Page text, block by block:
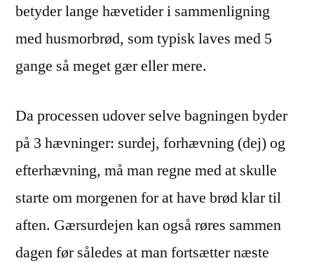
betyder lange hævetider i sammenligning
med husmorbrød, som typisk laves med 5
gange så meget gær eller mere.
Da processen udover selve bagningen byder
på 3 hævninger: surdej, forhævning (dej) og
efterhævning, må man regne med at skulle
starte om morgenen for at have brød klar til
aften. Gærsurdejen kan også røres sammen
dagen før således at man fortsætter næste